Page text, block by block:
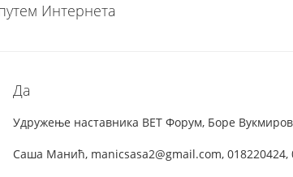
Интернета
Да
Удружење наставника ВЕТ Форум, Боре
Саша Манић, manicsasa2@gmail.com, 018220424,